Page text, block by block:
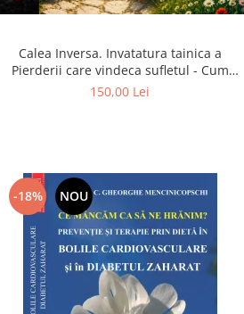
Calea Inversa. Invatatura tainica a
Pierderii care vindeca sufletul - Cum
Pierderea, durerea si renuntarea devin
150,00 Lei
-18% NOU